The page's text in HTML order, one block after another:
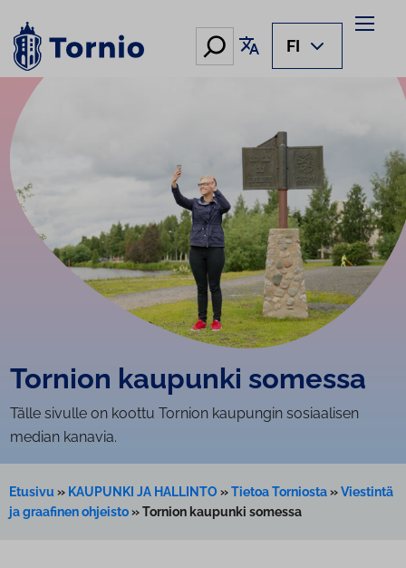
sisältöön
Hae Käännä sivu
FI
Tornion kaupunki somessa
Tälle sivulle on koottu Tornion kaupungin sosiaalisen
median kanavia.
Etusivu » KAUPUNKI JA HALLINTO »Tietoa Torniosta»Viestintä
ja graafinen ohjeisto»Tornion kaupunki somessa